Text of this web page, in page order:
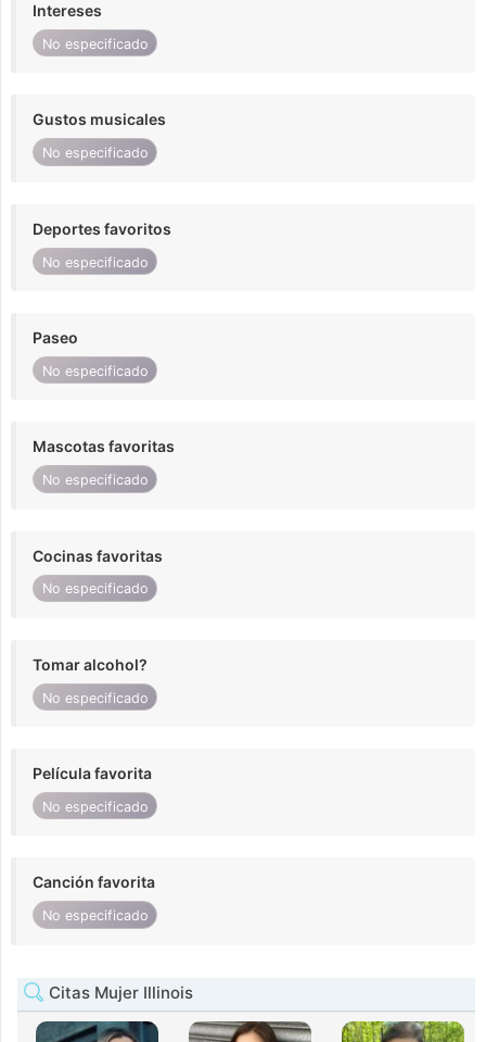
Intereses
No especificado
Gustos musicales
No especificado
Deportes favoritos
No especificado
Paseo
No especificado
Mascotas favoritas
No especificado
Cocinas favoritas
No especificado
Tomar alcohol?
No especificado
Película favorita
No especificado
Canción favorita
No especificado
Citas Mujer Illinois